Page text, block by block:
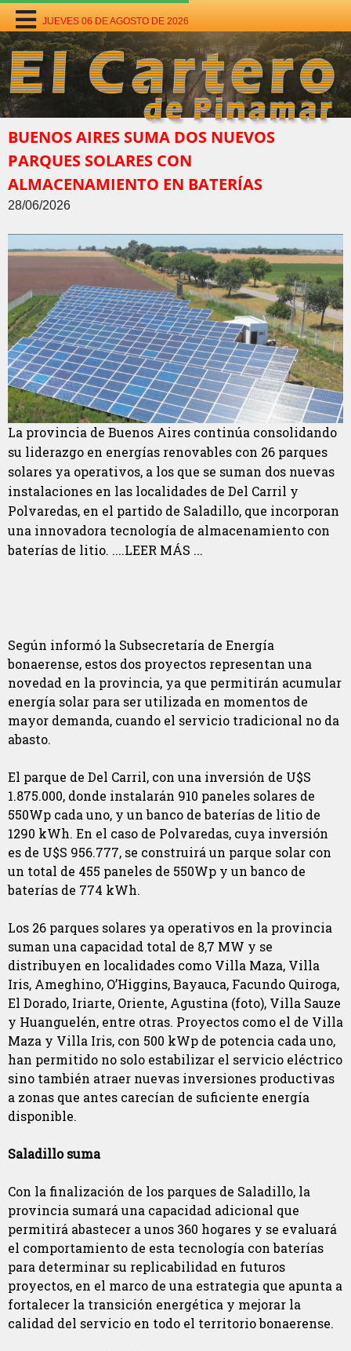
JUEVES 06 DE AGOSTO DE 2026
BUENOS AIRES SUMA DOS NUEVOS
PARQUES SOLARES CON
ALMACENAMIENTO EN BATERÍAS
28/06/2026
La provincia de Buenos Aires continúa consolidando
su liderazgo en energías renovables con 26 parques
solares ya operativos, a los que se suman dos nuevas
instalaciones en las localidades de Del Carril y
Polvaredas, en el partido de Saladillo, que incorporan
una innovadora tecnología de almacenamiento con
baterías de litio. ....LEER MÁS ...
Según informó la Subsecretaría de Energía
bonaerense, estos dos proyectos representan una
novedad en la provincia, ya que permitirán acumular
energía solar para ser utilizada en momentos de
mayor demanda, cuando el servicio tradicional no da
abasto.
El parque de Del Carril, con una inversión de U$S
1.875.000, donde instalarán 910 paneles solares de
550Wp cada uno, y un banco de baterías de litio de
1290 kWh. En el caso de Polvaredas, cuya inversión
es de U$S 956.777, se construirá un parque solar con
un total de 455 paneles de 550Wp y un banco de
baterías de 774 kWh.
Los 26 parques solares ya operativos en la provincia
suman una capacidad total de 8,7 MW y se
distribuyen en localidades como Villa Maza, Villa
Iris, Ameghino, O’Higgins, Bayauca, Facundo Quiroga,
El Dorado, Iriarte, Oriente, Agustina (foto), Villa Sauze
y Huanguelén, entre otras. Proyectos como el de Villa
Maza y Villa Iris, con 500 kWp de potencia cada uno,
han permitido no solo estabilizar el servicio eléctrico
sino también atraer nuevas inversiones productivas
a zonas que antes carecían de suficiente energía
disponible.
Saladillo suma
Con la finalización de los parques de Saladillo, la
provincia sumará una capacidad adicional que
permitirá abastecer a unos 360 hogares y se evaluará
el comportamiento de esta tecnología con baterías
para determinar su replicabilidad en futuros
proyectos, en el marco de una estrategia que apunta a
fortalecer la transición energética y mejorar la
calidad del servicio en todo el territorio bonaerense.